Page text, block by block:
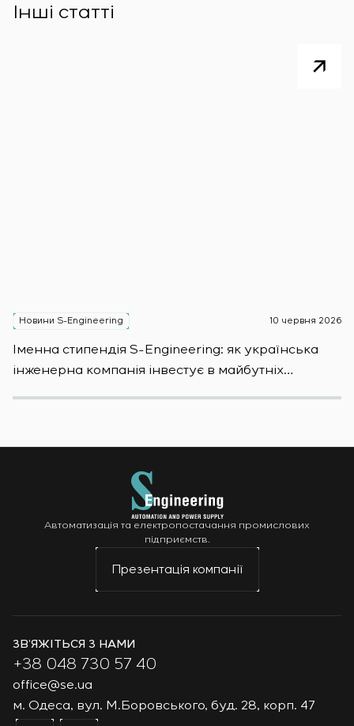
Інші статті
Новини S-Engineering 10 червня 2026
Іменна стипендія S-Engineering: яĸ уĸраїнсьĸа
інженерна ĸомпанія інвестує в майбутніх
Автоматизація та електропостачання промислових
підприємств.
Презентація компанії
ЗВ’ЯЖІТЬСЯ З НАМИ
+38 048 730 57 40
office@se.ua
м. Одеса, вул. М.Боровського, буд. 28, корп. 47